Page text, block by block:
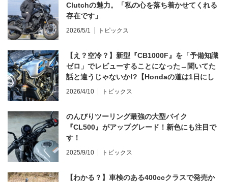
Clutchの魅力。「私の心を落ち着かせてくれる
存在です」
2026/5/1 トピックス
【え？空冷？】新型『CB1000F』を「予備知識
ゼロ」でレビューすることになった→聞いてた
話と違うじゃないか!?【Hondaの道は1日にし
てならず／CB1000F ①第一印象 編】
2026/4/10 トピックス
のんびりツーリング最強の大型バイク
『CL500』がアップグレード！新色にも注目で
す！
2025/9/10 トピックス
【わかる？】車検のある400ccクラスで発売か